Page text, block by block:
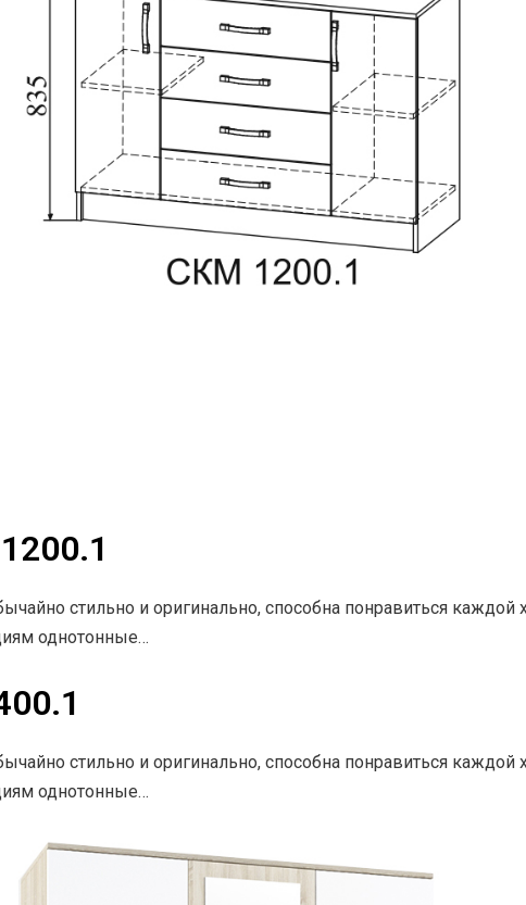
стильно и оригинально, способна понравиться
однотонные…
стильно и оригинально, способна понравиться
однотонные…